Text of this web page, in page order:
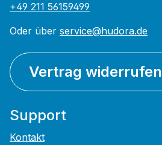
+49 211 56159499
Oder über service@hudora.de
Vertrag widerrufen
Support
Kontakt